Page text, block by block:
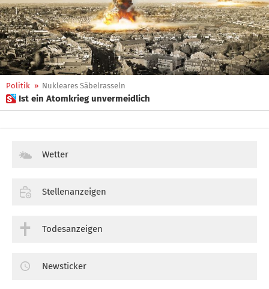
Politik » Nukleares Säbelrasseln
 Ist ein Atomkrieg unvermeidlich
Wetter
Stellenanzeigen
Todesanzeigen
Newsticker